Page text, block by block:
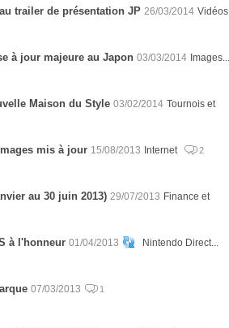
trailer de présentation JP 26/03/2014 Vidéos
à jour majeure au Japon 03/03/2014 Images...
Maison du Style 03/02/2014 Tournois et
mis à jour 15/08/2013 Internet 2
au 30 juin 2013) 29/07/2013 Finance et
à l'honneur 01/04/2013 Nintendo Direct...
07/03/2013 1